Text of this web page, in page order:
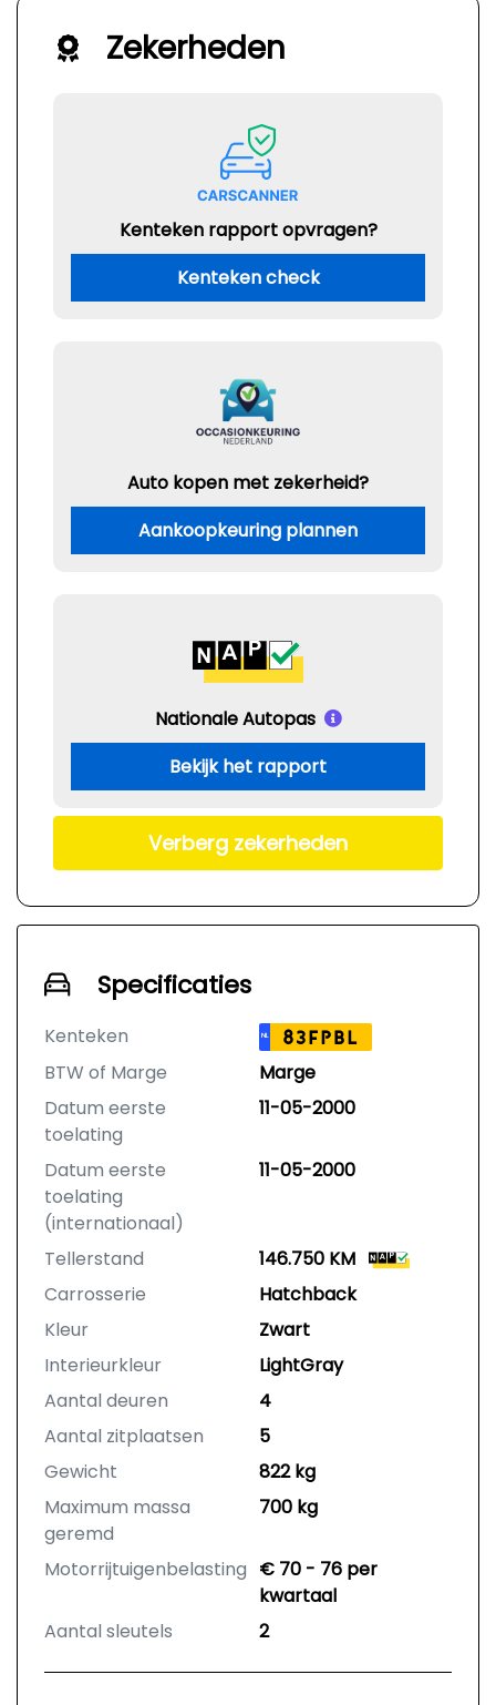
Zekerheden
Kenteken rapport opvragen?
Kenteken check
Auto kopen met zekerheid?
Aankoopkeuring plannen
Nationale Autopas
Bekijk het rapport
Verberg zekerheden
Specificaties
Kenteken NL 83FPBL
BTW of Marge
Marge
Datum eerste
toelating
11-05-2000
Datum eerste
toelating
(internationaal)
11-05-2000
Tellerstand
146.750 KM
Carrosserie
Hatchback
Kleur
Zwart
Interieurkleur
LightGray
Aantal deuren
4
Aantal zitplaatsen
5
Gewicht
822 kg
Maximum massa
geremd
700 kg
Motorrijtuigenbelasting € 70 - 76 per
kwartaal
Aantal sleutels
2